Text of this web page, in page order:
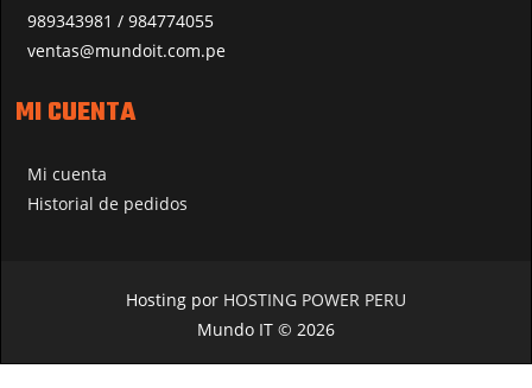
989343981 / 984774055
ventas@mundoit.com.pe
MI CUENTA
Mi cuenta
Historial de pedidos
Hosting por HOSTING POWER PERU
Mundo IT © 2026